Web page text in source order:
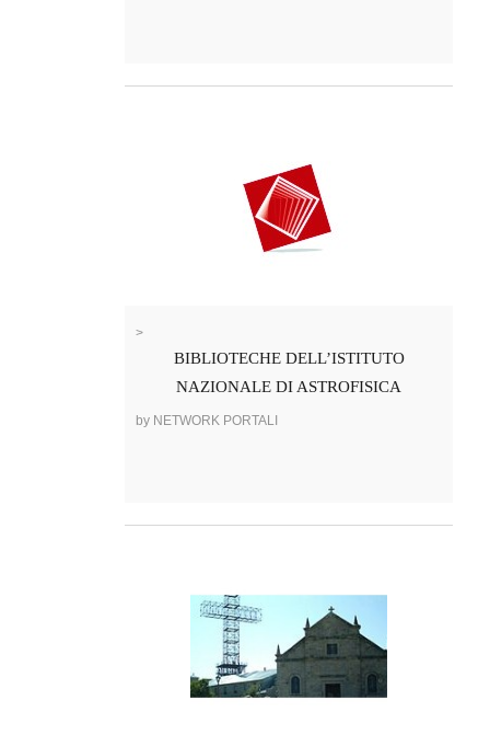
>
BIBLIOTECHE DELL’ISTITUTO
NAZIONALE DI ASTROFISICA
by NETWORK PORTALI